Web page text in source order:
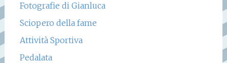
Fotografie di Gianluca
Sciopero della fame
Attività Sportiva
Pedalata